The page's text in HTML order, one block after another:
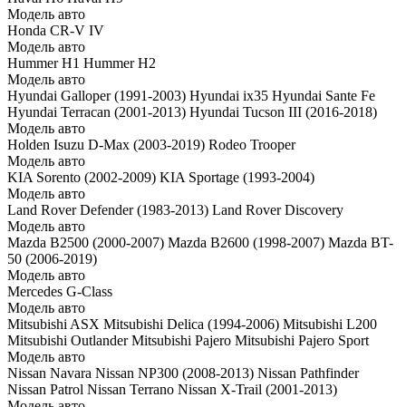
Модель авто
Honda CR-V IV
Модель авто
Hummer H1 Hummer H2
Модель авто
Hyundai Galloper (1991-2003) Hyundai ix35 Hyundai Sante Fe
Hyundai Terracan (2001-2013) Hyundai Tucson III (2016-2018)
Модель авто
Holden Isuzu D-Max (2003-2019) Rodeo Trooper
Модель авто
KIA Sorento (2002-2009) KIA Sportage (1993-2004)
Модель авто
Land Rover Defender (1983-2013) Land Rover Discovery
Модель авто
Mazda B2500 (2000-2007) Mazda B2600 (1998-2007) Mazda BT-
50 (2006-2019)
Модель авто
Mercedes G-Class
Модель авто
Mitsubishi ASX Mitsubishi Delica (1994-2006) Mitsubishi L200
Mitsubishi Outlander Mitsubishi Pajero Mitsubishi Pajero Sport
Модель авто
Nissan Navara Nissan NP300 (2008-2013) Nissan Pathfinder
Nissan Patrol Nissan Terrano Nissan X-Trail (2001-2013)